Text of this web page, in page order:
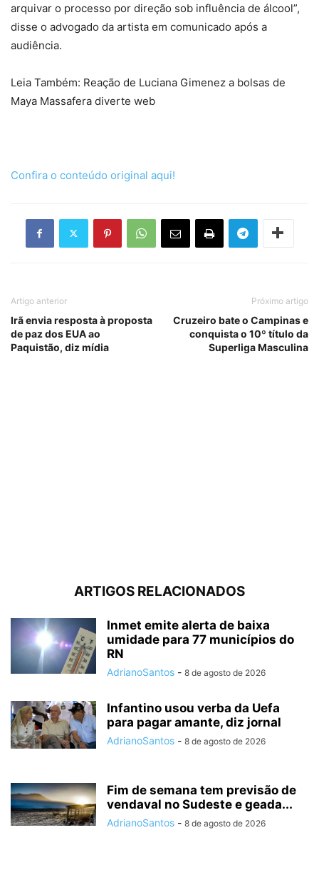
arquivar o processo por direção sob influência de álcool”,
disse o advogado da artista em comunicado após a
audiência.
Leia Também: Reação de Luciana Gimenez a bolsas de
Maya Massafera diverte web
Confira o conteúdo original aqui!
Artigo anterior
Irã envia resposta à proposta
de paz dos EUA ao
Paquistão, diz mídia
Próximo artigo
Cruzeiro bate o Campinas e
conquista o 10º título da
Superliga Masculina
ARTIGOS RELACIONADOS
Inmet emite alerta de baixa
umidade para 77 municípios do
RN
AdrianoSantos - 8 de agosto de 2026
Infantino usou verba da Uefa
para pagar amante, diz jornal
AdrianoSantos - 8 de agosto de 2026
Fim de semana tem previsão de
vendaval no Sudeste e geada...
AdrianoSantos - 8 de agosto de 2026